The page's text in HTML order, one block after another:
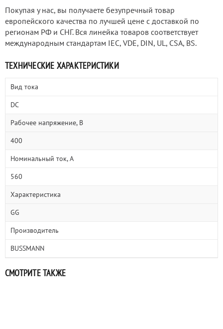
Покупая у нас, вы получаете безупречный товар
европейского качества по лучшей цене с доставкой по
регионам РФ и СНГ. Вся линейка товаров соответствует
международным стандартам IEC, VDE, DIN, UL, CSA, BS.
ТЕХНИЧЕСКИЕ ХАРАКТЕРИСТИКИ
Вид тока
DC
Рабочее напряжение, В
400
Номинальный ток, А
560
Характеристика
GG
Производитель
BUSSMANN
СМОТРИТЕ ТАКЖЕ